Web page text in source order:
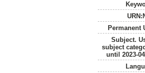
Permanent
Subject.
subject
until 2023-